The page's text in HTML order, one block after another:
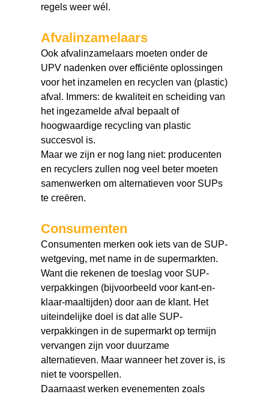
regels weer wél.
Afvalinzamelaars
Ook afvalinzamelaars moeten onder de
UPV nadenken over efficiënte oplossingen
voor het inzamelen en recyclen van (plastic)
afval. Immers: de kwaliteit en scheiding van
het ingezamelde afval bepaalt of
hoogwaardige recycling van plastic
succesvol is.
Maar we zijn er nog lang niet: producenten
en recyclers zullen nog veel beter moeten
samenwerken om alternatieven voor SUPs
te creëren.
Consumenten
Consumenten merken ook iets van de SUP-
wetgeving, met name in de supermarkten.
Want die rekenen de toeslag voor SUP-
verpakkingen (bijvoorbeeld voor kant-en-
klaar-maaltijden) door aan de klant. Het
uiteindelijke doel is dat alle SUP-
verpakkingen in de supermarkt op termijn
vervangen zijn voor duurzame
alternatieven. Maar wanneer het zover is, is
niet te voorspellen.
Daarnaast werken evenementen zoals